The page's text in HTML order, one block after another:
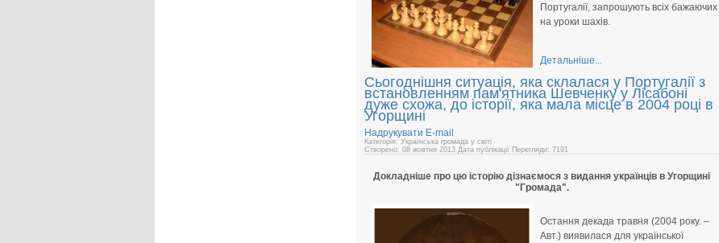
Португалії, запрошують всіх бажаючих
на уроки шахів.
Детальніше...
Сьогоднішня ситуація, яка склалася у Португалії з
встановленням пам'ятника Шевченку у Лісабоні
дуже схожа, до історії, яка мала місце в 2004 році в
Угорщині
Надрукувати E-mail
Категорія: Українська громада у світі
Створено: 08 жовтня 2013 Дата публікації Перегляди: 7191
Докладніше про цю історію дізнаємося з видання українців в Угорщині
"Громада".
Остання декада травня (2004 року. –
Авт.) виявилася для української